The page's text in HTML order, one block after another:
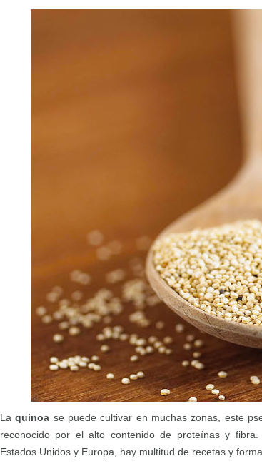
Laquinoa se puede cultivar en muchas zonas, este
reconocido por el alto contenido de proteínas y
Estados Unidos y Europa, hay multitud de recetas y